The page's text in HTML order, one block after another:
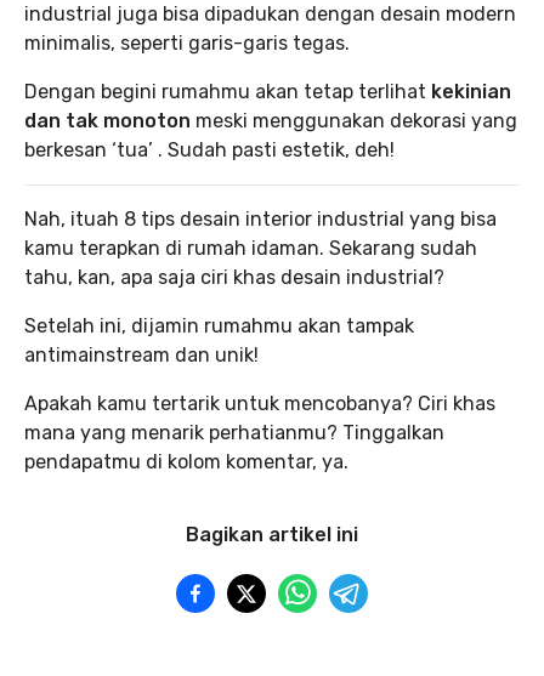
industrial juga bisa dipadukan dengan desain modern
minimalis, seperti garis-garis tegas.
Dengan begini rumahmu akan tetap terlihat kekinian
dan tak monoton meski menggunakan dekorasi yang
berkesan ‘tua’ . Sudah pasti estetik, deh!
Nah, ituah 8 tips desain interior industrial yang bisa
kamu terapkan di rumah idaman. Sekarang sudah
tahu, kan, apa saja ciri khas desain industrial?
Setelah ini, dijamin rumahmu akan tampak
antimainstream dan unik!
Apakah kamu tertarik untuk mencobanya? Ciri khas
mana yang menarik perhatianmu? Tinggalkan
pendapatmu di kolom komentar, ya.
Bagikan artikel ini